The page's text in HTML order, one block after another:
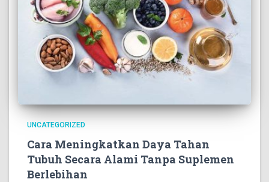
UNCATEGORIZED
Cara Meningkatkan Daya Tahan
Tubuh Secara Alami Tanpa Suplemen
Berlebihan